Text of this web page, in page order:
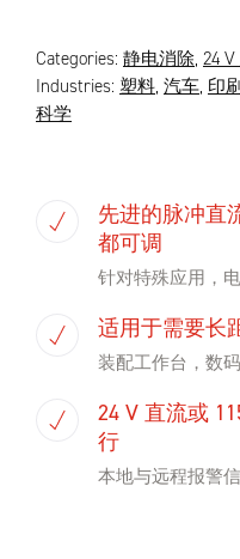
Categories: 静电消除, 24
Industries: 塑料, 汽车, 印
科学
先进的脉冲直
都可调
针对特殊应用，
适用于需要长
装配工作台，数
24 V 直流或
行
本地与远程报警